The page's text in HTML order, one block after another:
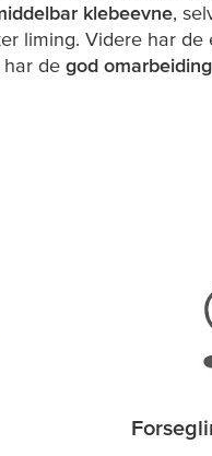
klebeevne,
liming. Videre har de
har de god omarbeiding